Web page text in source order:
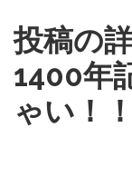
投稿の
1400年
ゃい！！